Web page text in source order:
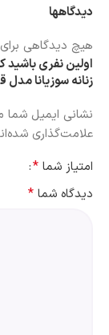
دیدگاهها
هیچ دیدگاهی
اولین نفری باشید
زنانه سوزیانا مدل
نشانی ایمیل شما
علامت‌گذاری
امتیاز شما *
دیدگاه شما *